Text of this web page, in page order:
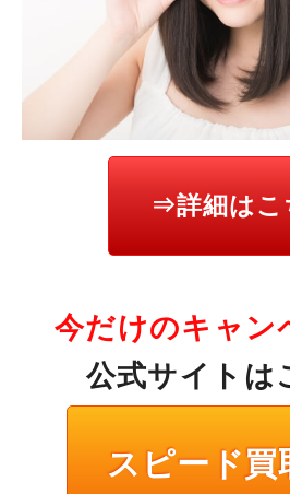
⇒詳細はこ
今だけのキャン
公式サイトは
スピード買